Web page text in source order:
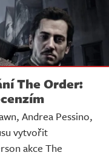
The Order:
Andrea Pessino,
vytvořit
akce The